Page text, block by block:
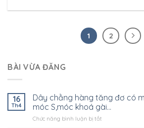
1 2
BÀI VỪA ĐĂNG
16
Th4
Dây chằng hàng tăng đơ có
móc S,móc khoá gài…
Chức năng bình luận bị tắtở